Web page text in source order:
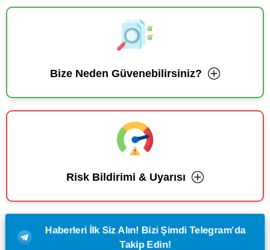
Bize Neden Güvenebilirsiniz?
Risk Bildirimi & Uyarısı
Haberleri İlk Siz Alın! Bizi Şimdi Telegram'da
Takip Edin!